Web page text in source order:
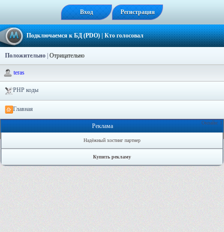
Вход Регистрация
Подключаемся к БД (PDO)| Кто голосовал
Положительно Отрицательно
teras
PHP коды
Главная
Онлайн: 1
Реклама
Надёжный хостинг партнер
Купить рекламу